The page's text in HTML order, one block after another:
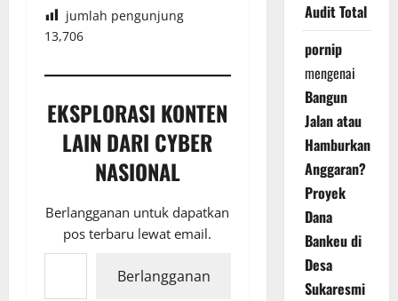
jumlah pengunjung
13,706
EKSPLORASI KONTEN
LAIN DARI CYBER
NASIONAL
Berlangganan untuk dapatkan
pos terbaru lewat email.
Ketikkan email Anda...
Berlangganan
Audit Total
pornip
mengenai
Bangun
Jalan atau
Hamburkan
Anggaran?
Proyek
Dana
Bankeu di
Desa
Sukaresmi